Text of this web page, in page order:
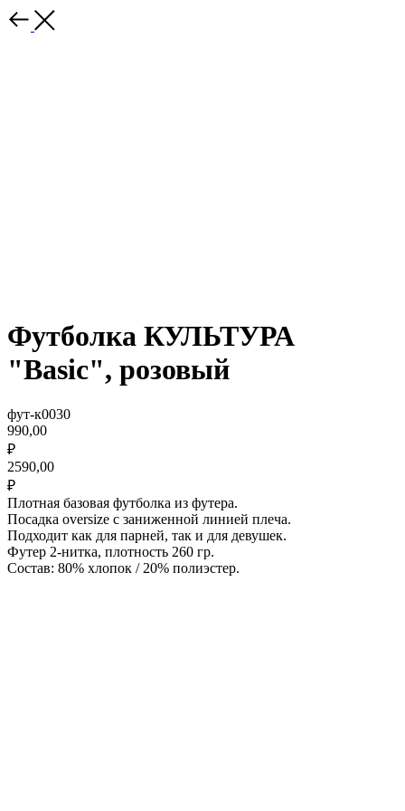
Футболка КУЛЬТУРА
"Basic", розовый
фут-к0030
990,00
₽
2590,00
₽
Плотная базовая футболка из футера.
Посадка oversize с заниженной линией плеча.
Подходит как для парней, так и для девушек.
Футер 2-нитка, плотность 260 гр.
Состав: 80% хлопок / 20% полиэстер.